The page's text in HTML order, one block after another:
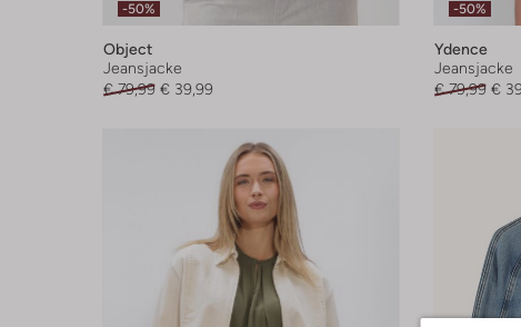
-50%
Object
Jeansjacke
€ 79,99 € 39,99
-50%
Ydence
Jeansjacke
€ 79,99 €